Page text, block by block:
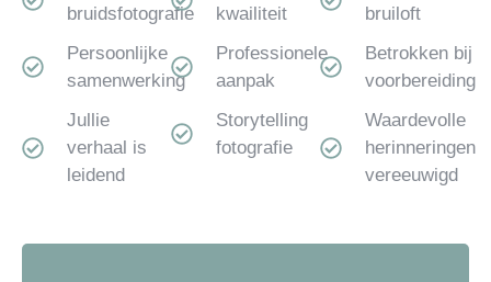
bruidsfotografie
Persoonlijke
samenwerking
Jullie
verhaal is
leidend
kwailiteit
Professionele
aanpak
Storytelling
fotografie
bruiloft
Betrokken bij
voorbereiding
Waardevolle
herinneringen
vereeuwigd